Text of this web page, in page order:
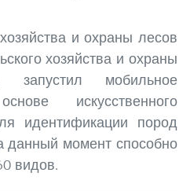
и охраны лесов
хозяйства и охраны
запустил мобильное
искусственного
идентификации пород
данный момент способно
видов.